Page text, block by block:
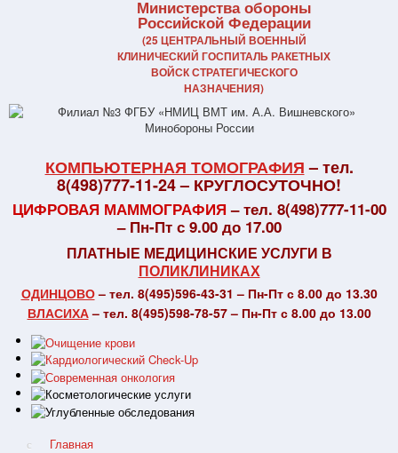
Министерства обороны
Российской Федерации
(25 ЦЕНТРАЛЬНЫЙ ВОЕННЫЙ
КЛИНИЧЕСКИЙ ГОСПИТАЛЬ РАКЕТНЫХ
ВОЙСК СТРАТЕГИЧЕСКОГО
НАЗНАЧЕНИЯ)
КОМПЬЮТЕРНАЯ ТОМОГРАФИЯ– тел.
8(498)777-11-24 – КРУГЛОСУТОЧНО!
ЦИФРОВАЯ МАММОГРАФИЯ – тел. 8(498)777-11-00
– Пн-Пт с 9.00 до 17.00
ПЛАТНЫЕ МЕДИЦИНСКИЕ УСЛУГИ В
ПОЛИКЛИНИКАХ
ОДИНЦОВО– тел. 8(495)596-43-31 – Пн-Пт с 8.00 до 13.30
ВЛАСИХА– тел. 8(495)598-78-57 – Пн-Пт с 8.00 до 13.00
Главная